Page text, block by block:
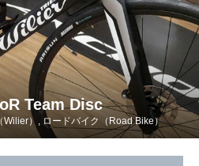
Team Disc
Wilier） , ロードバイク（Road Bike）